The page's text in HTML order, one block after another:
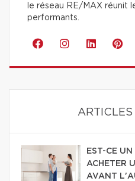
le réseau RE/MAX réunit
performants.
ARTICLES
EST-CE
ACHETER
AVANT